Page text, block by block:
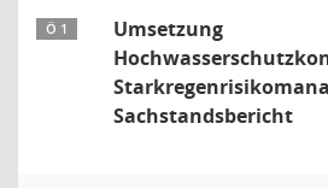
Ö 1
Umsetzung
Sachstandsbericht